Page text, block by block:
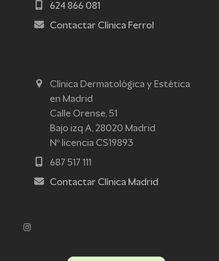
624 866 081
Contactar Clínica Ferrol
Clínica Dermatológica y Estética
en Madrid
Calle Orense, 51
Bajo izq A, 28020 Madrid
Nº licencia CS19893
687 517 111
Contactar Clínica Madrid
Instagram